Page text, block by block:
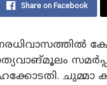
Share on Facebook